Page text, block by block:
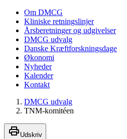
Om DMCG
Kliniske retningslinjer
Årsberetninger og udgivelser
DMCG udvalg
Danske Kræftforskningsdage
Økonomi
Nyheder
Kalender
Kontakt
DMCG udvalg
TNM-komitéen
Udskriv